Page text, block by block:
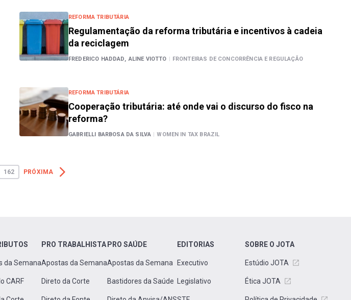
REFORMA TRIBUTÁRIA
Regulamentação da reforma tributária e incentivos à cadeia
da reciclagem
FREDERICO HADDAD, ALINE VIOTTO | FRONTEIRAS DE CONCORRÊNCIA E REGULAÇÃO
REFORMA TRIBUTÁRIA
Cooperação tributária: até onde vai o discurso do fisco na
reforma?
GABRIELLI BARBOSA DA SILVA | WOMEN IN TAX BRAZIL
162 PRÓXIMA
da Semana
CARF
PRO TRABALHISTA
Apostas da Semana
Direto da Corte
PRO SAÚDE
Apostas da Semana
Bastidores da Saúde
EDITORIAS
Executivo
Legislativo
SOBRE O JOTA
Estúdio JOTA
Ética JOTA